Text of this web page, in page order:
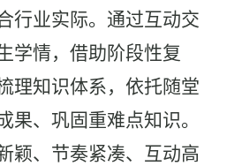
行业实际。通过互动交
学情，借助阶段性复
理知识体系，依托随堂
果、巩固重难点知识。
颖、节奏紧凑、互动高